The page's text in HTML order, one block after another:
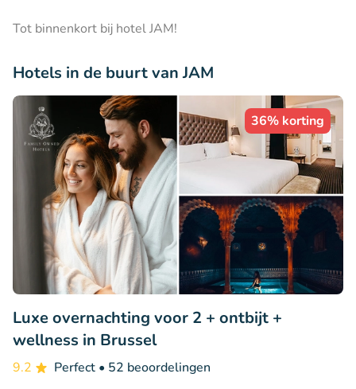
Tot binnenkort bij hotel JAM!
Hotels in de buurt van JAM
36% korting
Luxe overnachting voor 2 + ontbijt +
wellness in Brussel
9.2 Perfect • 52 beoordelingen